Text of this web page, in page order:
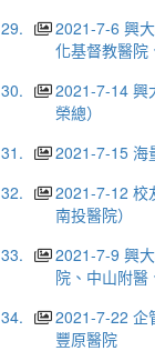
29.
2021-7-6 興
化基督教醫院
30.
2021-7-14 興
榮總）
31.
2021-7-15 海
32.
2021-7-12 校
南投醫院）
33.
2021-7-9 興
院、中山附醫
34.
2021-7-22 企
豐原醫院